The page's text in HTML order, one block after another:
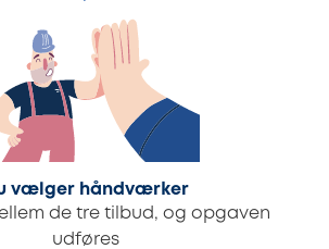
vælger håndværker
de tre tilbud, og opgaven
udføres